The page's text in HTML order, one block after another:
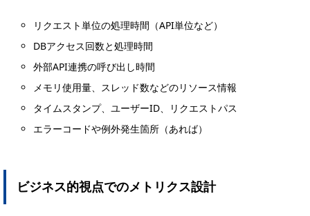
リクエスト単位の処理時間（API単位など）
DBアクセス回数と処理時間
外部API連携の呼び出し時間
メモリ使用量、スレッド数などのリソース情報
タイムスタンプ、ユーザーID、リクエストパス
エラーコードや例外発生箇所（あれば）
ビジネス的視点でのメトリクス設計